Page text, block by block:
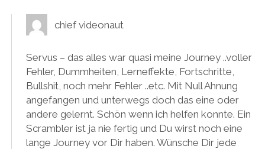
chief videonaut
Servus – das alles war quasi meine Journey ..voller
Fehler, Dummheiten, Lerneffekte, Fortschritte,
Bullshit, noch mehr Fehler ..etc. Mit Null Ahnung
angefangen und unterwegs doch das eine oder
andere gelernt. Schön wenn ich helfen konnte. Ein
Scrambler ist ja nie fertig und Du wirst noch eine
lange Journey vor Dir haben. Wünsche Dir jede